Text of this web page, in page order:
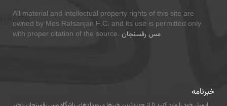
All material and intellectual property rights of this site are
owned by Mes Rafsanjan F.C. and its use is permitted only
with proper citation of the source. مس رفسنجان
خبرنامه